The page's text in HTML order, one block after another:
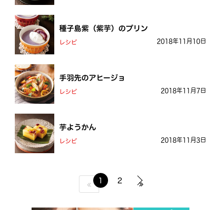
種子島紫（紫芋）のプリン
レシピ 2018年11月10日
手羽先のアヒージョ
レシピ 2018年11月7日
芋ようかん
レシピ 2018年11月3日
1 2